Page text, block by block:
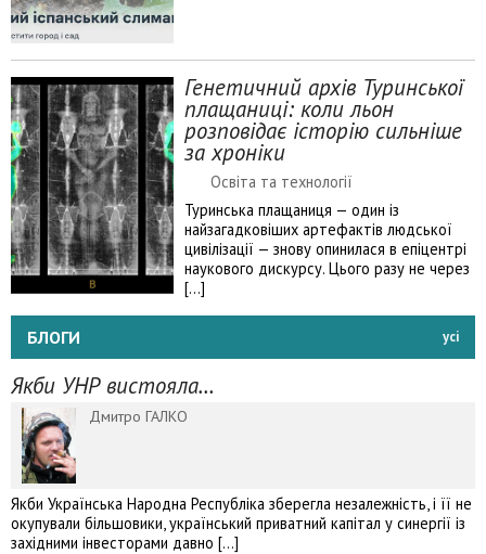
Генетичний архів Туринської
плащаниці: коли льон
розповідає історію сильніше
за хроніки
Освіта та технології
Туринська плащаниця — один із
найзагадковіших артефактів людської
цивілізації — знову опинилася в епіцентрі
наукового дискурсу. Цього разу не через
[…]
БЛОГИ усі
Якби УНР вистояла…
Дмитро ГАЛКО
Якби Українська Народна Республіка зберегла незалежність, і її не
окупували більшовики, український приватний капітал у синергії із
західними інвесторами давно […]